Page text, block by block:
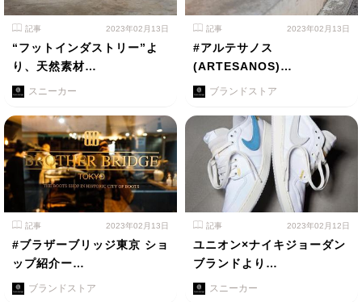
記事 2023年02月13日
“フットインダストリー”よ
り、天然素材…
スニーカー
記事 2023年02月13日
#アルテサノス
(ARTESANOS)…
ブランドストア
記事 2023年02月13日
#ブラザーブリッジ東京 ショ
ップ紹介ー…
ブランドストア
記事 2023年02月12日
ユニオン×ナイキジョーダン
ブランドより…
スニーカー